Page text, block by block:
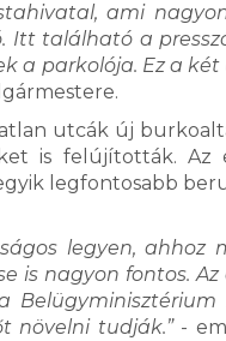
ami
található a
a parkolója. Ez a két
utcák új
is felújították. Az
legfontosabb
legyen, ahhoz
is nagyon fontos.
Belügyminisztérium
növelni tudják.”-